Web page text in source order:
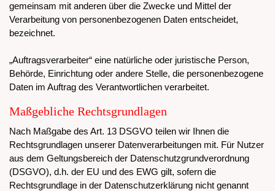
gemeinsam mit anderen über die Zwecke und Mittel der
Verarbeitung von personenbezogenen Daten entscheidet,
bezeichnet.
„Auftragsverarbeiter“ eine natürliche oder juristische Person,
Behörde, Einrichtung oder andere Stelle, die personenbezogene
Daten im Auftrag des Verantwortlichen verarbeitet.
Maßgebliche Rechtsgrundlagen
Nach Maßgabe des Art. 13 DSGVO teilen wir Ihnen die
Rechtsgrundlagen unserer Datenverarbeitungen mit. Für Nutzer
aus dem Geltungsbereich der Datenschutzgrundverordnung
(DSGVO), d.h. der EU und des EWG gilt, sofern die
Rechtsgrundlage in der Datenschutzerklärung nicht genannt